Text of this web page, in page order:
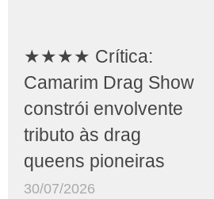
★★★★ Crítica:
Camarim Drag Show
constrói envolvente
tributo às drag
queens pioneiras
30/07/2026